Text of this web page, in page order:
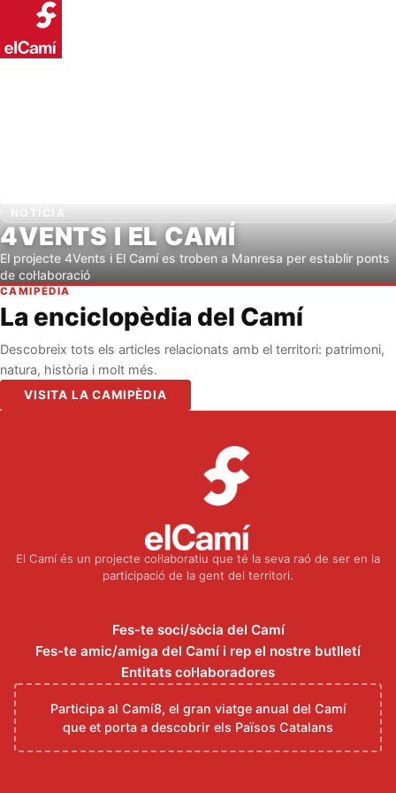
NOTÍCIA
4VENTS I EL CAMÍ
El projecte 4Vents i El Camí es troben a Manresa per establir ponts
de col·laboració
CAMIPÈDIA
La enciclopèdia del Camí
Descobreix tots els articles relacionats amb el territori: patrimoni,
natura, història i molt més.
VISITA LA CAMIPÈDIA
El Camí és un projecte col·laboratiu que té la seva raó de ser en la
participació de la gent del territori.
Fes-te soci/sòcia del Camí
Fes-te amic/amiga del Camí i rep el nostre butlletí
Entitats col·laboradores
Participa al Camí8, el gran viatge anual del Camí
que et porta a descobrir els Països Catalans